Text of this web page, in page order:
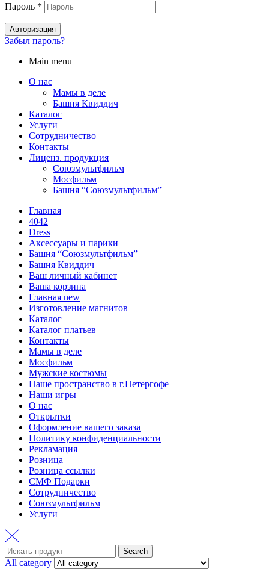
Пароль *
Авторизация
Забыл пароль?
Main menu
О нас
Мамы в деле
Башня Квиддич
Каталог
Услуги
Сотрудничество
Контакты
Лиценз. продукция
Союзмультфильм
Мосфильм
Башня “Союзмультфильм”
Главная
4042
Dress
Аксессуары и парики
Башня “Союзмультфильм”
Башня Квиддич
Ваш личный кабинет
Ваша корзина
Главная new
Изготовление магнитов
Каталог
Каталог платьев
Контакты
Мамы в деле
Мосфильм
Мужские костюмы
Наше пространство в г.Петергофе
Наши игры
О нас
Открытки
Оформление вашего заказа
Политику конфиденциальности
Рекламация
Розница
Розница ссылки
СМФ Подарки
Сотрудничество
Союзмультфильм
Услуги
Search
for:
Search
All category